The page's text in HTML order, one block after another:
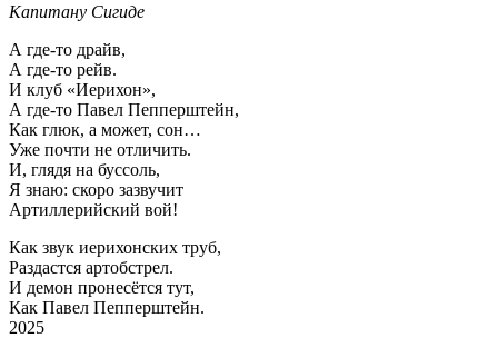
Капитану Сигиде
А где-то драйв,
А где-то рейв.
И клуб «Иерихон»,
А где-то Павел Пепперштейн,
Как глюк, а может, сон…
Уже почти не отличить.
И, глядя на буссоль,
Я знаю: скоро зазвучит
Артиллерийский вой!
Как звук иерихонских труб,
Раздастся артобстрел.
И демон пронесётся тут,
Как Павел Пепперштейн.
2025